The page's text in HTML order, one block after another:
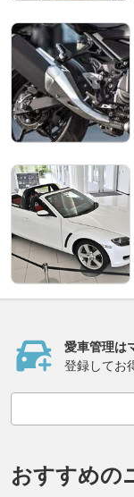
愛車管理は
登録してお
おすすめの